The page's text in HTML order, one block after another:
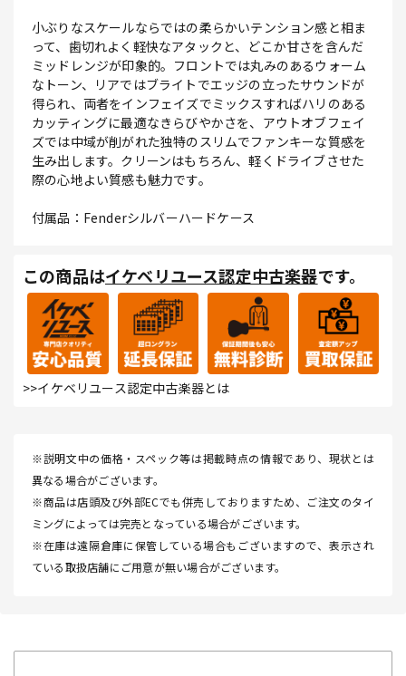
小ぶりなスケールならではの柔らかいテンション感と相ま
って、歯切れよく軽快なアタックと、どこか甘さを含んだ
ミッドレンジが印象的。フロントでは丸みのあるウォーム
なトーン、リアではブライトでエッジの立ったサウンドが
得られ、両者をインフェイズでミックスすればハリのある
カッティングに最適なきらびやかさを、アウトオブフェイ
ズでは中域が削がれた独特のスリムでファンキーな質感を
生み出します。クリーンはもちろん、軽くドライブさせた
際の心地よい質感も魅力です。
付属品：Fenderシルバーハードケース
この商品はイケベリユース認定中古楽器です。
>>イケベリユース認定中古楽器とは
※説明文中の価格・スペック等は掲載時点の情報であり、現状とは
異なる場合がございます。
※商品は店頭及び外部ECでも併売しておりますため、ご注文のタイ
ミングによっては完売となっている場合がございます。
※在庫は遠隔倉庫に保管している場合もございますので、表示され
ている取扱店舗にご用意が無い場合がございます。